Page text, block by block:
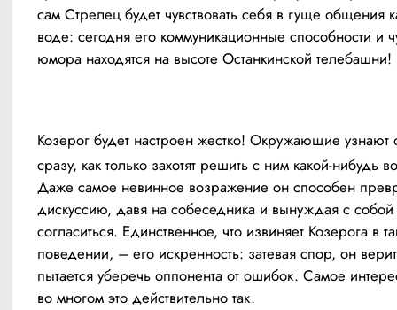
сам Стрелец будет чувствовать себя в гуще общения
воде: сегодня его коммуникационные способности и
юмора находятся на высоте Останкинской телебашни!
Козерог будет настроен жестко! Окружающие узнают
сразу, как только захотят решить с ним какой-нибудь
Даже самое невинное возражение он способен
дискуссию, давя на собеседника и вынуждая с собой
согласиться. Единственное, что извиняет Козерога в
поведении, – его искренность: затевая спор, он
пытается уберечь оппонента от ошибок. Самое
во многом это действительно так.